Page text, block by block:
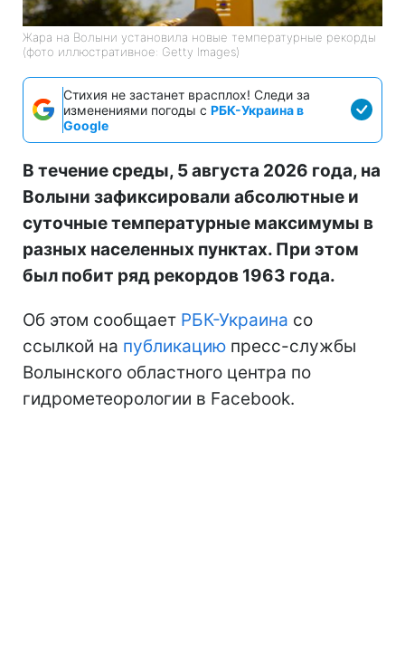
Жара на Волыни установила новые температурные рекорды
(фото иллюстративное: Getty Images)
Стихия не застанет врасплох! Следи за
изменениями погоды с РБК-Украина в
Google
В течение среды, 5 августа 2026 года, на
Волыни зафиксировали абсолютные и
суточные температурные максимумы в
разных населенных пунктах. При этом
был побит ряд рекордов 1963 года.
Об этом сообщает РБК-Украина со
ссылкой на публикацию пресс-службы
Волынского областного центра по
гидрометеорологии в Facebook.